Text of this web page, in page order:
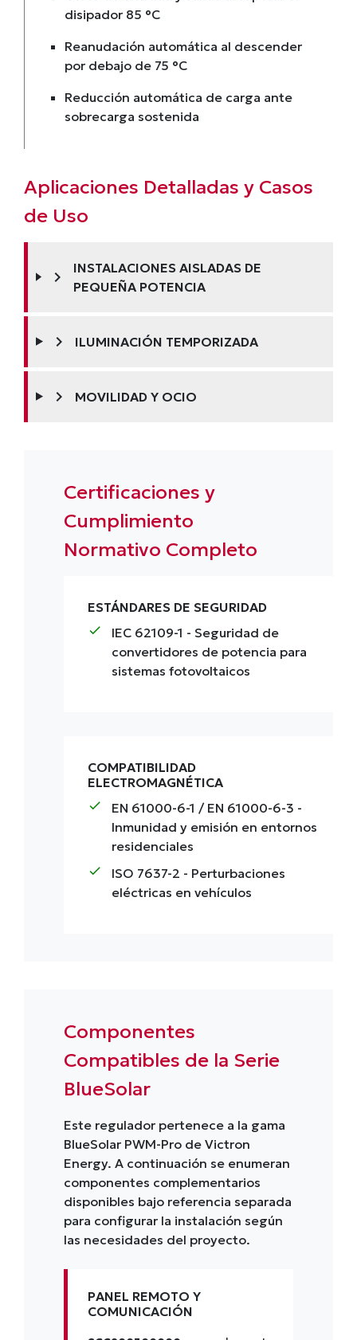
disipador 85 °C
Reanudación automática al descender
por debajo de 75 °C
Reducción automática de carga ante
sobrecarga sostenida
Aplicaciones Detalladas y Casos
de Uso
chevron_right
INSTALACIONES AISLADAS DE
PEQUEÑA POTENCIA
chevron_right ILUMINACIÓN TEMPORIZADA
chevron_right MOVILIDAD Y OCIO
Certificaciones y
Cumplimiento
Normativo Completo
ESTÁNDARES DE SEGURIDAD
check IEC 62109-1 - Seguridad de
convertidores de potencia para
sistemas fotovoltaicos
COMPATIBILIDAD
ELECTROMAGNÉTICA
check EN 61000-6-1 / EN 61000-6-3 -
Inmunidad y emisión en entornos
residenciales
check ISO 7637-2 - Perturbaciones
eléctricas en vehículos
Componentes
Compatibles de la Serie
BlueSolar
Este regulador pertenece a la gama
BlueSolar PWM-Pro de Victron
Energy. A continuación se enumeran
componentes complementarios
disponibles bajo referencia separada
para configurar la instalación según
las necesidades del proyecto.
PANEL REMOTO Y
COMUNICACIÓN